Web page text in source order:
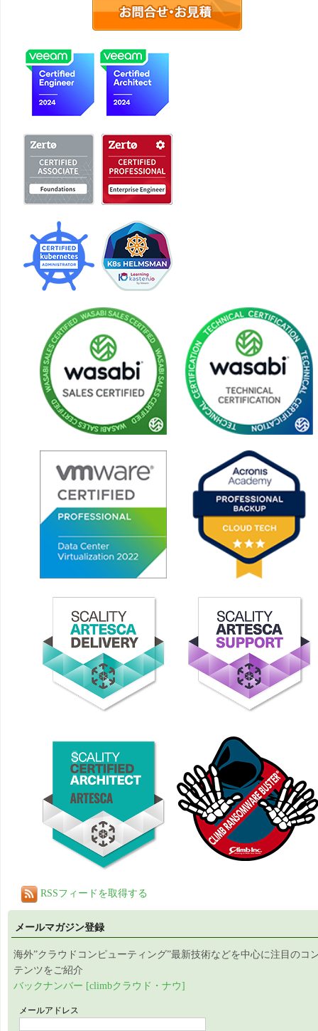
RSSフィードを取得する
メールマガジン登録
海外”クラウドコンピューティング”最新技術などを中心に注目のコ
テンツをご紹介
バックナンバー [climbクラウド・ナウ]